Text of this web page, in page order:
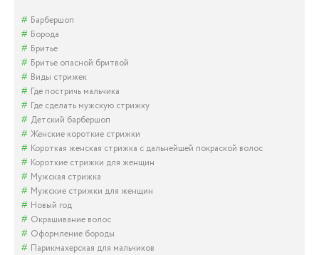
Барбершоп
Борода
Бритье
Бритье опасной бритвой
Виды стрижек
Где постричь мальчика
Где сделать мужскую стрижку
Детский барбершоп
Женские короткие стрижки
Короткая женская стрижка с дальнейшей покраской волос
Короткие стрижки для женщин
Мужская стрижка
Мужские стрижки для женщин
Новый год
Окрашивание волос
Оформление бороды
Парикмахерская для мальчиков